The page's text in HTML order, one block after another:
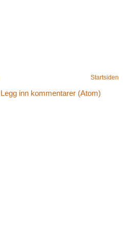
Startsiden
Legg inn kommentarer (Atom)